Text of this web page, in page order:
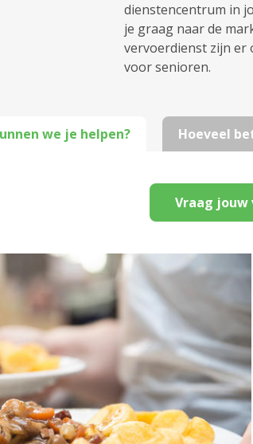
dienstencentrum in
je graag naar de
vervoerdienst zijn er
voor senioren.
we je helpen?
Vraag jouw
Hoeveel